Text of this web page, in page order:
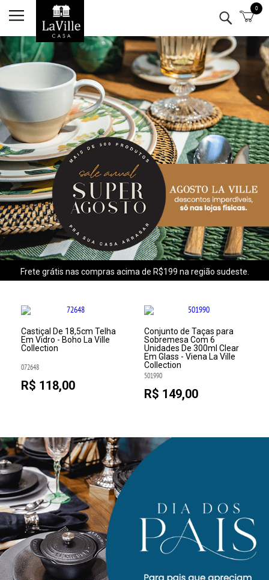
0
Minha conta
Lista de Presentes
Cozinha
Eletro
Bar
Decor
Kits
Marcas
Frete grátis nas compras acima de R$199 na região sudeste.
Castiçal De 18,5cm Telha
Em Vidro - Boho La Ville
Collection
072648
R$ 118,00
Conjunto de Taças para
Sobremesa Com 6
Unidades De 300ml Clear
Em Glass - Viena La Ville
Collection
501990
R$ 149,00